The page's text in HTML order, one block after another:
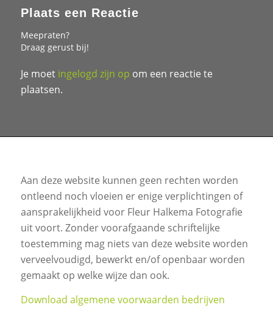
Plaats een Reactie
Meepraten?
Draag gerust bij!
Je moet ingelogd zijn op om een reactie te
plaatsen.
Aan deze website kunnen geen rechten worden
ontleend noch vloeien er enige verplichtingen of
aansprakelijkheid voor Fleur Halkema Fotografie
uit voort. Zonder voorafgaande schriftelijke
toestemming mag niets van deze website worden
verveelvoudigd, bewerkt en/of openbaar worden
gemaakt op welke wijze dan ook.
Download algemene voorwaarden bedrijven